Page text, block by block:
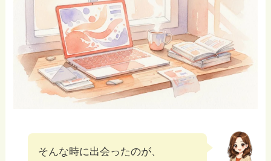
そんな時に出会ったのが、